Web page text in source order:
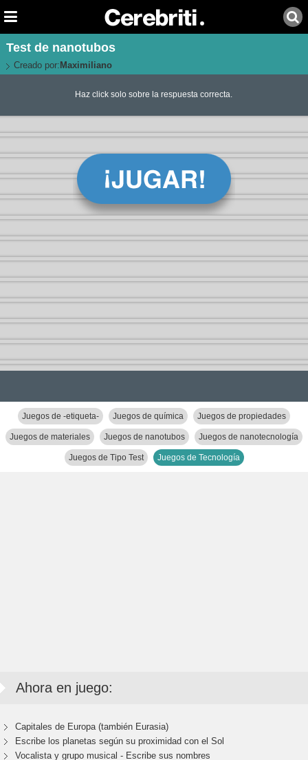
Test de nanotubos
Creado por: Maximiliano
Haz click solo sobre la respuesta correcta.
Juegos de -etiqueta- Juegos de química Juegos de propiedades
Juegos de materiales Juegos de nanotubos Juegos de nanotecnología
Juegos de Tipo Test Juegos de Tecnología
Ahora en juego:
Capitales de Europa (también Eurasia)
Escribe los planetas según su proximidad con el Sol
Vocalista y grupo musical - Escribe sus nombres